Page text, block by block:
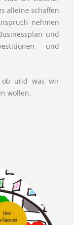
alleine schaffen
nehmen
und
und
ob und was wir
wollen.